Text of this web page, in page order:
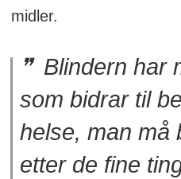
midler.
Blindern har
som bidrar til
helse, man må
etter de fine